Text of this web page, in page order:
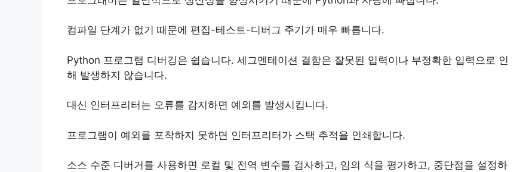
컴파일 단계가 없기 때문에 편집-테스트-디버그 주기가 매우 빠릅니다.
Python 프로그램 디버깅은 쉽습니다. 세그멘테이션 결함은 잘못된 입력이나 부정확한 입력으로 인
해 발생하지 않습니다.
대신 인터프리터는 오류를 감지하면 예외를 발생시킵니다.
프로그램이 예외를 포착하지 못하면 인터프리터가 스택 추적을 인쇄합니다.
소스 수준 디버거를 사용하면 로컬 및 전역 변수를 검사하고, 임의 식을 평가하고, 중단점을 설정하